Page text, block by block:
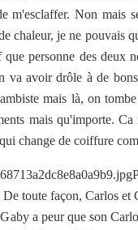
m'esclaffer. Non mais
chaleur, je ne pouvais
que personne des deux
va avoir drôle à de
mais là, on
mais qu'importe.
change de coiffure
toute façon, Carlos et
a peur que son